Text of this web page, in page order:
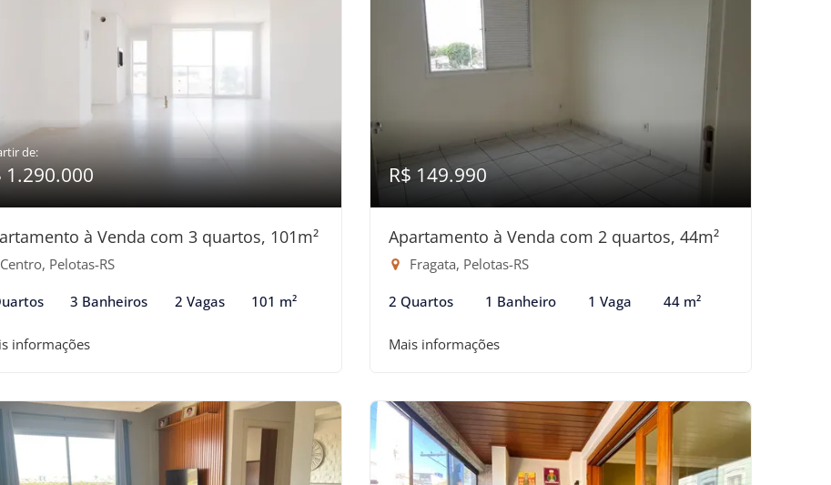
de:
1.290.000
à Venda com 3 quartos, 101m²
Centro, Pelotas-RS
3 Banheiros 2 Vagas 101 m²
informações
R$ 149.990
Apartamento à Venda com 2 quartos, 44m²
Fragata, Pelotas-RS
2 Quartos 1 Banheiro 1 Vaga 44 m²
Mais informações